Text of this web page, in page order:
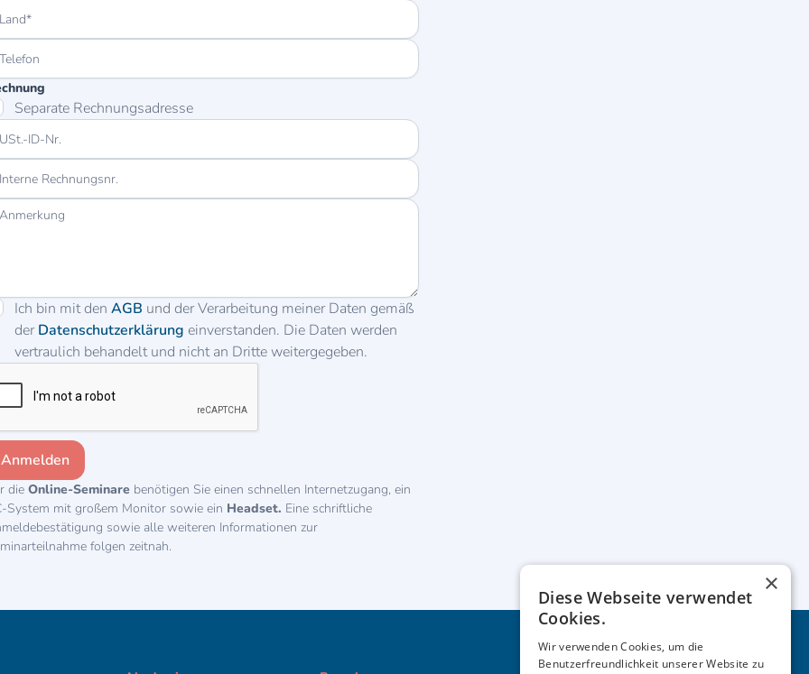
Separate Rechnungsadresse
Ich bin mit den AGB und der Verarbeitung meiner Daten gemäß
derDatenschutzerklärung einverstanden. Die Daten werden
vertraulich behandelt und nicht an Dritte weitergegeben.
die Online-Seminare benötigen Sie einen schnellen Internetzugang, ein
System mit großem Monitor sowie ein Headset. Eine schriftliche
sowie alle weiteren Informationen zur
folgen zeitnah.
×
Diese Webseite verwendet
Cookies.
Wir verwenden Cookies, um die
Benutzerfreundlichkeit unserer Website zu